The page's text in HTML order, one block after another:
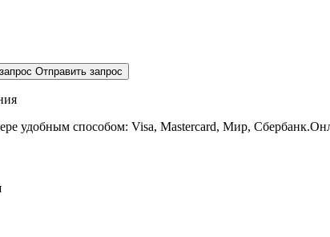
Отправить запрос
удобным способом: Visa, Mastercard, Мир,